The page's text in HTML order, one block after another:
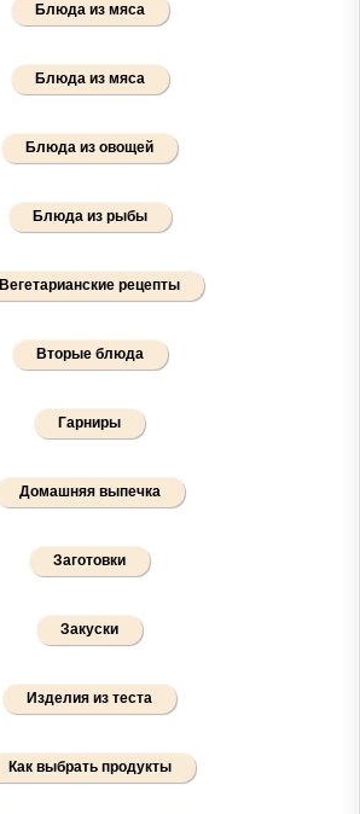
Блюда из мяса
Блюда из мяса
Блюда из овощей
Блюда из рыбы
Вегетарианские рецепты
Вторые блюда
Гарниры
Домашняя выпечка
Заготовки
Закуски
Изделия из теста
Как выбрать продукты